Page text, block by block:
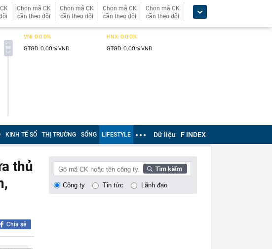
Chọn mã CK
cần theo dõi
Chọn mã CK
cần theo dõi
Chọn mã CK
cần theo dõi
Chọn mã CK
cần theo dõi
KINH TẾ SỐ THỊ TRƯỜNG SỐNG LIFESTYLE Dữ liệu F INDEX
thủ
Chia sẻ
Công ty Tin tức Lãnh đạo